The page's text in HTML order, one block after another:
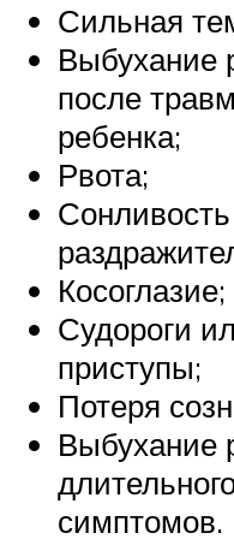
Сильная
Выбухание
после
ребенка;
Рвота;
Косоглазие;
Судороги
приступы;
Потеря
Выбухание
симптомов.